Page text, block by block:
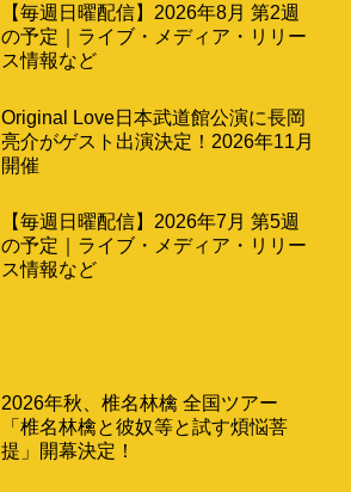
【毎週日曜配信】2026年8月 第2週
の予定｜ライブ・メディア・リリー
ス情報など
Original Love日本武道館公演に長岡
亮介がゲスト出演決定！2026年11月
開催
【毎週日曜配信】2026年7月 第5週
の予定｜ライブ・メディア・リリー
ス情報など
2026年秋、椎名林檎 全国ツアー
「椎名林檎と彼奴等と試す煩悩菩
提」開幕決定！